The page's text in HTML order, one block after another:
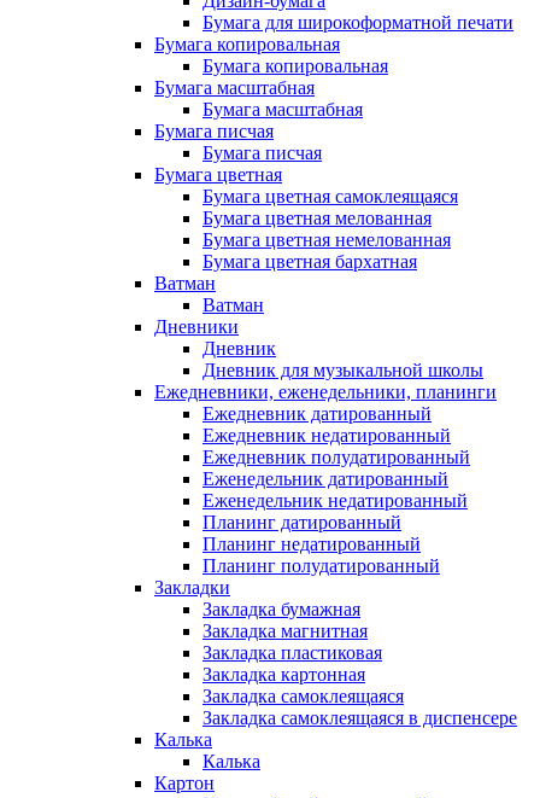
Бумага для широкоформатной печати
Бумага копировальная
Бумага копировальная
Бумага масштабная
Бумага масштабная
Бумага писчая
Бумага писчая
Бумага цветная
Бумага цветная самоклеящаяся
Бумага цветная мелованная
Бумага цветная немелованная
Бумага цветная бархатная
Ватман
Ватман
Дневники
Дневник
Дневник для музыкальной школы
Ежедневники, еженедельники, планинги
Ежедневник датированный
Ежедневник недатированный
Ежедневник полудатированный
Еженедельник датированный
Еженедельник недатированный
Планинг датированный
Планинг недатированный
Планинг полудатированный
Закладки
Закладка бумажная
Закладка магнитная
Закладка пластиковая
Закладка картонная
Закладка самоклеящаяся
Закладка самоклеящаяся в диспенсере
Калька
Калька
Картон